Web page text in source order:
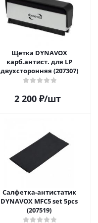
Щетка DYNAVOX
карб.антист. для LP
двухсторонняя (207307)
2 200₽/шт
Салфетка-aнтистатик
DYNAVOX MFC5 set 5pcs
(207519)